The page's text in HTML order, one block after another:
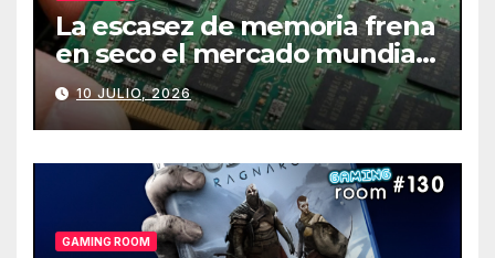
La escasez de memoria frena
en seco el mercado mundial
de PCs
10 JULIO, 2026
GAMING ROOM